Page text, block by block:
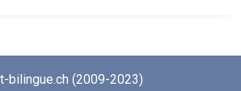
bilingue.ch (2009-2023)